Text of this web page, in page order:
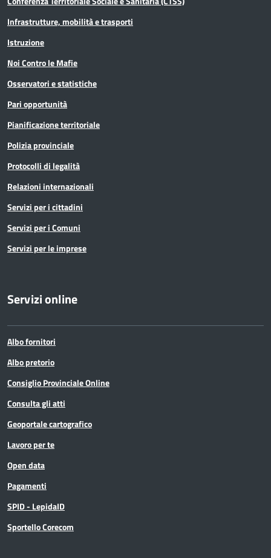
Infrastrutture, mobilità e trasporti
Istruzione
Noi Contro le Mafie
Osservatori e statistiche
Pari opportunità
Pianificazione territoriale
Polizia provinciale
Protocolli di legalità
Relazioni internazionali
Servizi per i cittadini
Servizi per i Comuni
Servizi per le imprese
Servizi online
Albo fornitori
Albo pretorio
Consiglio Provinciale Online
Consulta gli atti
Geoportale cartografico
Lavoro per te
Open data
Pagamenti
SPID - LepidaID
Sportello Corecom